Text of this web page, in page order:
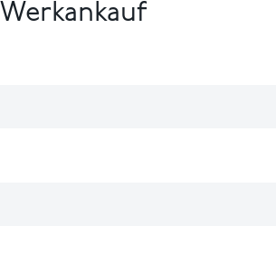
Werkankauf